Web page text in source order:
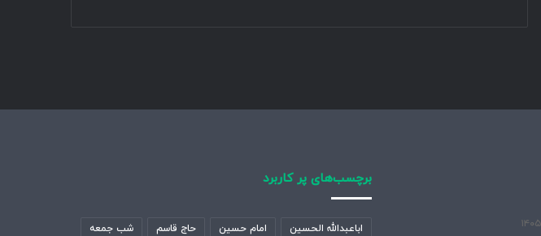
برچسب‌های پر کاربرد
اباعبدالله الحسین امام حسین حاج قاسم شب جمعه